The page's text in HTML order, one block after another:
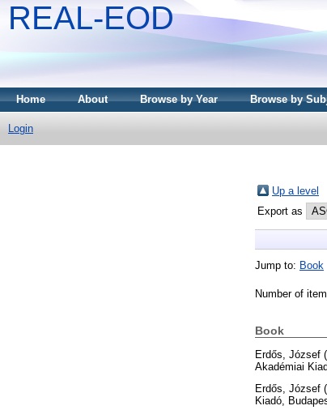
REAL-EOD
Home About Browse by Year Browse by
Login
Up a level
Export as
Jump to: Book
Number of
Book
Erdős, József
Akadémiai
Erdős, József
Kiadó,